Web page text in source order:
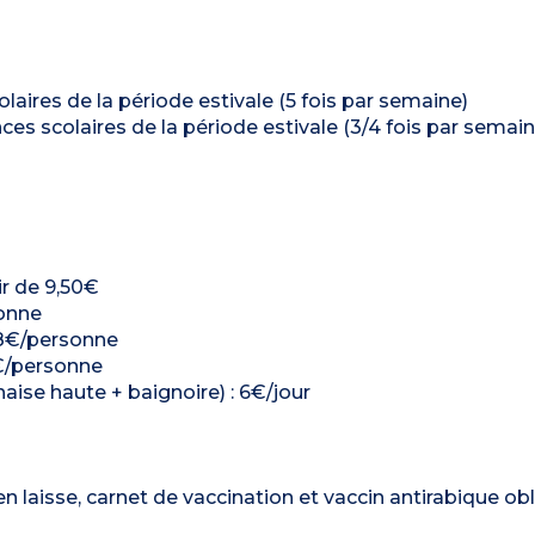
de la période estivale (5 fois par semaine)
scolaires de la période estivale (3/4 fois par
de 9,50€
personne
personne
haute + baignoire) : 6€/jour
laisse, carnet de vaccination et vaccin antirabique